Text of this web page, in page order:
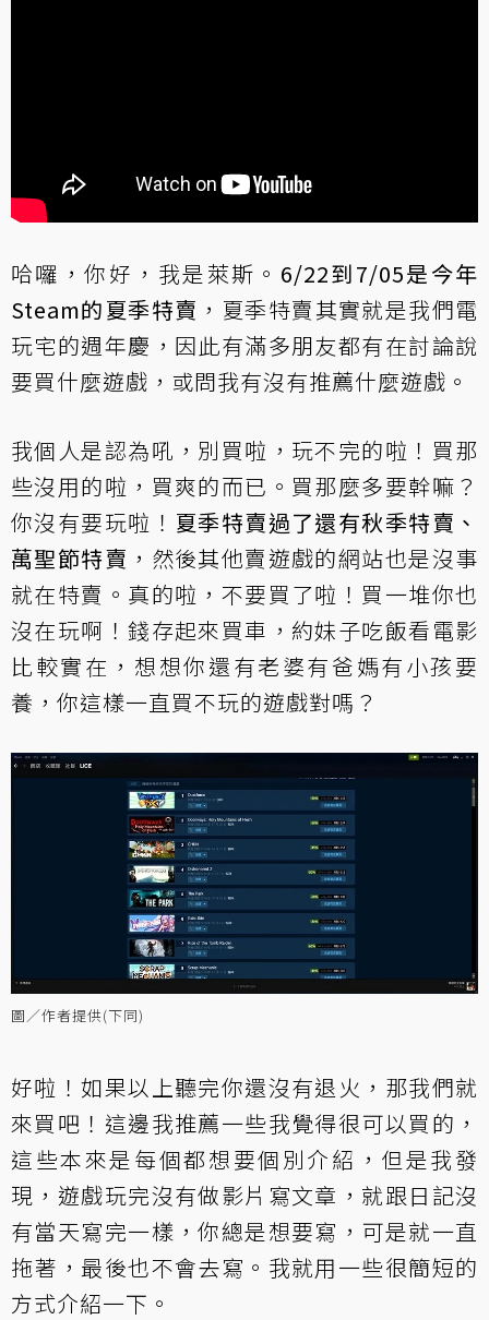
哈囉，你好，我是萊斯。 6/22到7/05是今年
Steam的夏季特賣 ，夏季特賣其實就是我們電
玩宅的週年慶，因此有滿多朋友都有在討論說
要買什麼遊戲，或問我有沒有推薦什麼遊戲。
我個人是認為吼，別買啦，玩不完的啦！買那
些沒用的啦，買爽的而已。買那麼多要幹嘛？
你沒有要玩啦！ 夏季特賣過了還有秋季特賣、
萬聖節特賣 ，然後其他賣遊戲的網站也是沒事
就在特賣。真的啦，不要買了啦！買一堆你也
沒在玩啊！錢存起來買車，約妹子吃飯看電影
比較實在，想想你還有老婆有爸媽有小孩要
養，你這樣一直買不玩的遊戲對嗎？
圖／作者提供(下同)
好啦！如果以上聽完你還沒有退火，那我們就
來買吧！這邊我推薦一些我覺得很可以買的，
這些本來是每個都想要個別介紹，但是我發
現，遊戲玩完沒有做影片寫文章，就跟日記沒
有當天寫完一樣，你總是想要寫，可是就一直
拖著，最後也不會去寫。我就用一些很簡短的
方式介紹一下。